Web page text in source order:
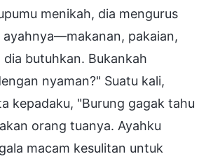
menikah, dia mengurus
ayahnya—makanan, pakaian,
dia butuhkan. Bukankah
nyaman?" Suatu kali,
kepadaku, "Burung gagak tahu
orang tuanya. Ayahku
macam kesulitan untuk